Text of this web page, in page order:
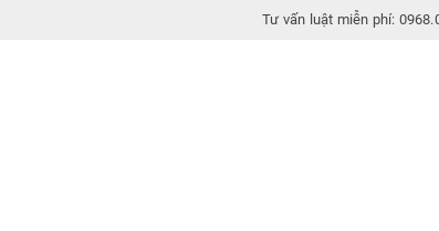
Tư vấn luật miễn phí: